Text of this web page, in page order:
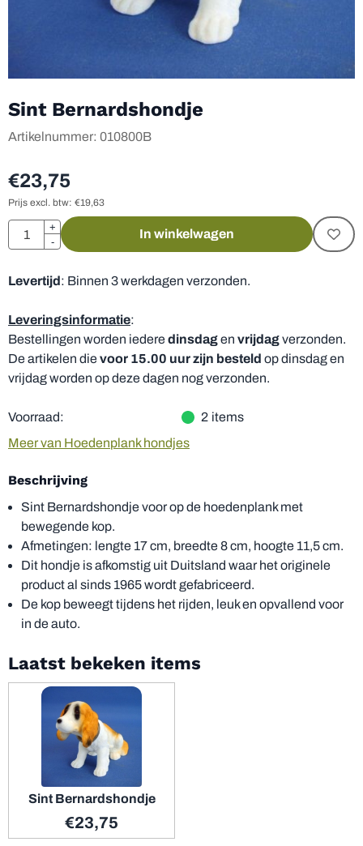
Sint Bernardshondje
Artikelnummer: 010800B
€23,75
Prijs excl. btw: €19,63
Aantal
+
-
In winkelwagen
Levertijd: Binnen 3 werkdagen verzonden.
Leveringsinformatie:
Bestellingen worden iederedinsdagen vrijdagverzonden.
De artikelen dievoor 15.00 uur zijn besteld op dinsdag en
vrijdag worden op deze dagen nog verzonden.
Voorraad: 2 items
Meer van Hoedenplank hondjes
Beschrijving
Sint Bernardshondje voor op de hoedenplank met
bewegende kop.
Afmetingen: lengte 17 cm, breedte 8 cm, hoogte 11,5 cm.
Dit hondje is afkomstig uit Duitsland waar het originele
product al sinds 1965 wordt gefabriceerd.
De kop beweegt tijdens het rijden, leuk en opvallend voor
in de auto.
Laatst bekeken items
Sint Bernardshondje
€23,75